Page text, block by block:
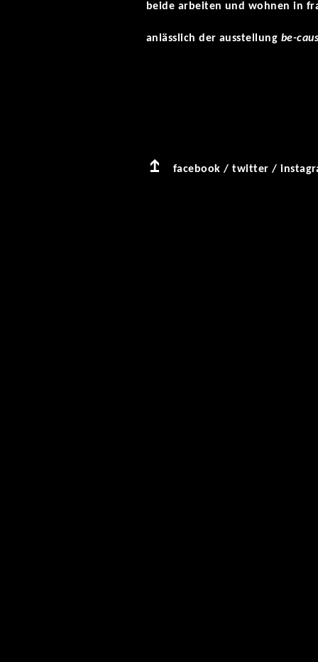
beide arbeiten und wohnen in
anlässlich der ausstellung be-
facebook /twitter /